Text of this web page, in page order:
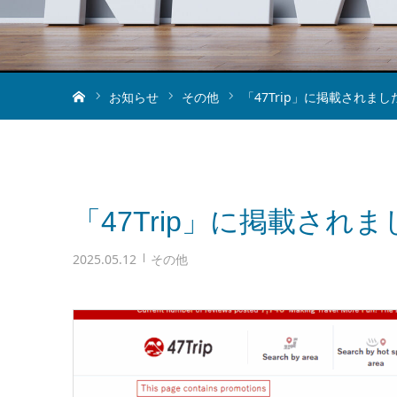
お知らせ その他 「47Trip」に掲載されまし
「47Trip」に掲載されま
2025.05.12 その他